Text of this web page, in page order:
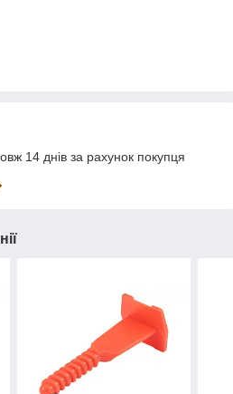
14 днів за рахунок покупця